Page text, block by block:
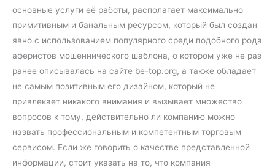
основные услуги её работы, располагает максимально
примитивным и банальным ресурсом, который был создан
явно с использованием популярного среди подобного рода
аферистов мошеннического шаблона, о котором уже не раз
ранее описывалась на сайте be-top.org, а также обладает
не самым позитивным его дизайном, который не
привлекает никакого внимания и вызывает множество
вопросов к тому, действительно ли компанию можно
назвать профессиональным и компетентным торговым
сервисом. Если же говорить о качестве представленной
информации, стоит указать на то, что компания